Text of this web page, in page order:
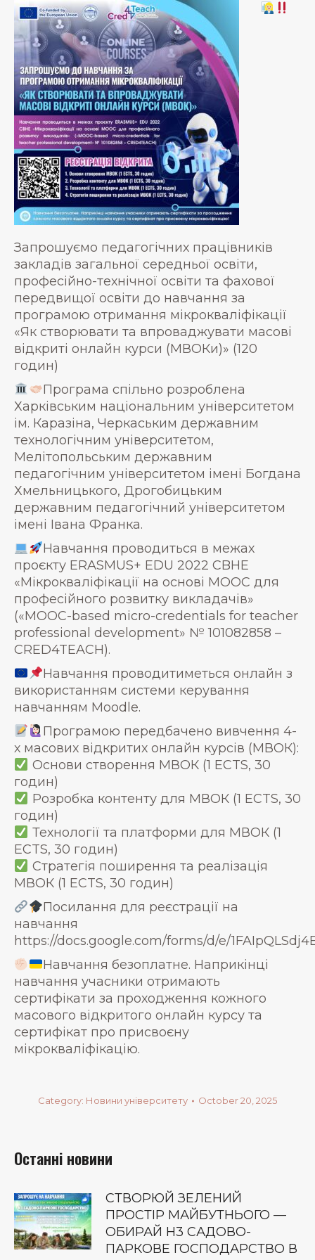
Запрошуємо педагогічних працівників
закладів загальної середньої освіти,
професійно-технічної освіти та фахової
передвищої освіти до навчання за
програмою отримання мікрокваліфікації
«Як створювати та впроваджувати масові
відкриті онлайн курси (МВОКи)» (120
годин)
Програма спільно розроблена
Харківським національним університетом
ім. Каразіна, Черкаським державним
технологічним університетом,
Мелітопольським державним
педагогічним університетом імені Богдана
Хмельницького, Дрогобицьким
державним педагогічний університетом
імені Івана Франка.
Навчання проводиться в межах
проєкту ERASMUS+ EDU 2022 CBHE
«Мікрокваліфікації на основі MООС для
професійного розвитку викладачів»
(«MOOC-based micro-credentials for teacher
professional development» № 101082858 –
CRED4TEACH).
Навчання проводитиметься онлайн з
використанням системи керування
навчанням Moodle.
Програмою передбачено вивчення 4-
х масових відкритих онлайн курсів (МВОК):
Основи створення МВОК (1 ECTS, 30
годин)
Розробка контенту для МВОК (1 ECTS, 30
годин)
Технології та платформи для МВОК (1
ECTS, 30 годин)
Стратегія поширення та реалізація
МВОК (1 ECTS, 30 годин)
Посилання для реєстрації на
навчання
https://docs.google.com/forms/d/e/
Навчання безоплатне. Наприкінці
навчання учасники отримають
сертифікати за проходження кожного
масового відкритого онлайн курсу та
сертифікат про присвоєну
мікрокваліфікацію.
Category: Новини університету October 20, 2025
Останні новини
СТВОРЮЙ ЗЕЛЕНИЙ
ПРОСТІР МАЙБУТНЬОГО —
ОБИРАЙ Н3 САДОВО-
ПАРКОВЕ ГОСПОДАРСТВО В